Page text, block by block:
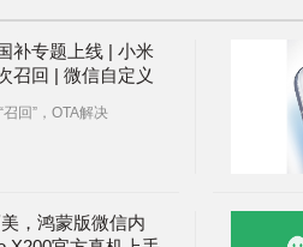
补专题上线 | 小米
召回 | 微信自定义
召回”，OTA解决
，鸿蒙版微信内